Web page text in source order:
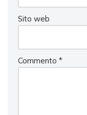
Sito web
Commento *